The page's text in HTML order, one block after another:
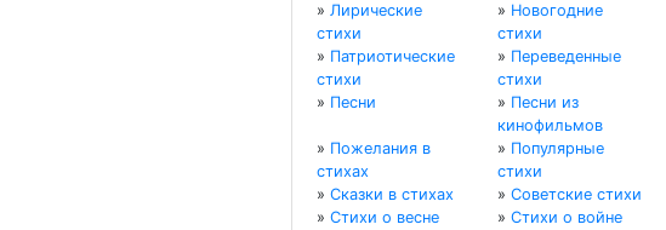
» Лирические
стихи
» Новогодние
стихи
» Патриотические
стихи
» Переведенные
стихи
» Песни » Песни из
кинофильмов
» Пожелания в
стихах
» Популярные
стихи
» Сказки в стихах » Советские стихи
» Стихи о весне » Стихи о войне